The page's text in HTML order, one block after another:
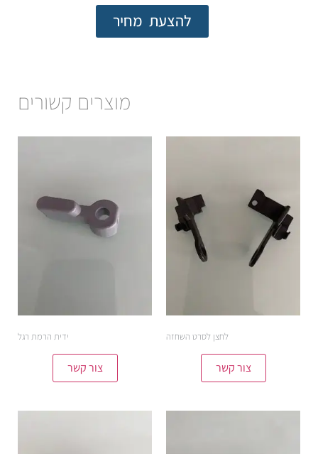
להצעת מחיר
מוצרים קשורים
לחצן לסרט השחזה
צור קשר
ידית הרמת רגל
צור קשר